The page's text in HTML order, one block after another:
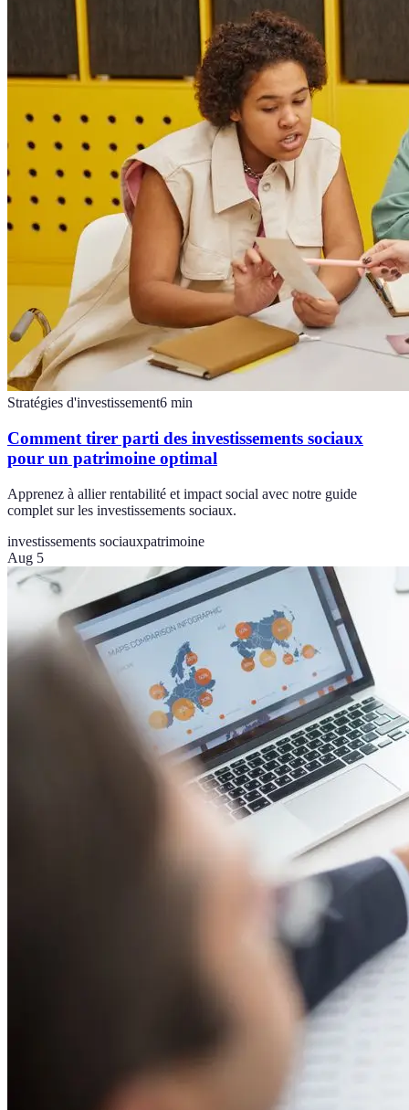
Stratégies d'investissement6 min
Comment tirer parti des investissements sociaux
pour un patrimoine optimal
Apprenez à allier rentabilité et impact social avec notre guide
complet sur les investissements sociaux.
investissements sociauxpatrimoine
Aug 5